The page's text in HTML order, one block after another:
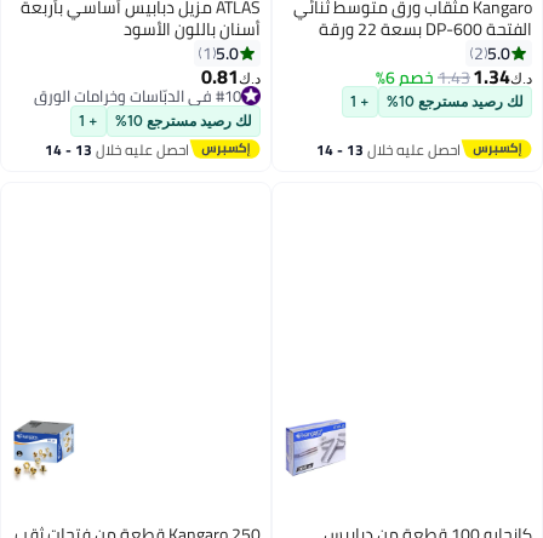
Kangaro مثقاب ورق متوسط ثنائي
الفتحة DP-600 بسعة 22 ورقة
بألوان متنوعة
5.0
2
د.ك‏1.34
1.43خصم 6%
لك رصيد مسترجع 10% + 1
احصل عليه خلال 13 - 14
ATLAS مزيل دبابيس أساسي بأربعة
أسنان باللون الأسود
5.0
1
د.ك‏0.81
#10 في الدبّاسات وخرامات الورق
#10 في الدبّاسات وخرامات الورق
لك رصيد مسترجع 10% + 1
احصل عليه خلال 13 - 14